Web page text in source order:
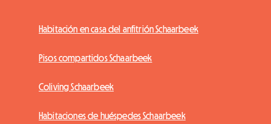
Habitación en casa del anfitrión Schaarbeek
Pisos compartidos Schaarbeek
Coliving Schaarbeek
Habitaciones de huéspedes Schaarbeek